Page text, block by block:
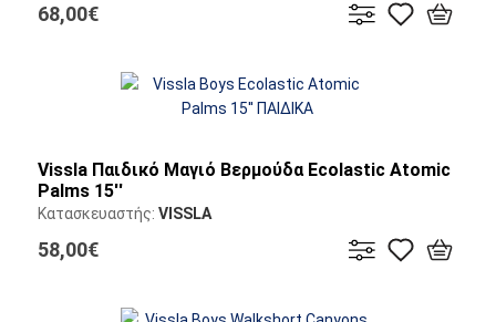
68,00€
Vissla Παιδικό Μαγιό Βερμούδα Ecolastic Atomic
Palms 15''
Κατασκευαστής: VISSLA
58,00€